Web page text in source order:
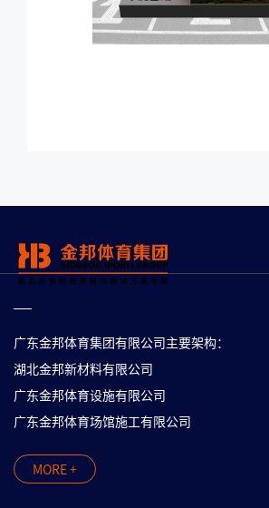
广东金邦体育集团有限公司主要架构：
湖北金邦新材料有限公司
广东金邦体育设施有限公司
广东金邦体育场馆施工有限公司
MORE +